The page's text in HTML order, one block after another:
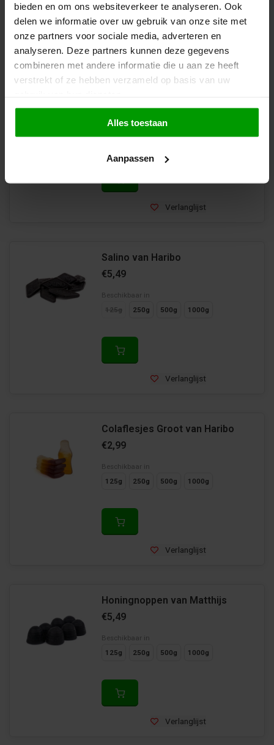
bieden en om ons websiteverkeer te analyseren. Ook
delen we informatie over uw gebruik van onze site met
onze partners voor sociale media, adverteren en
analyseren. Deze partners kunnen deze gegevens
combineren met andere informatie die u aan ze heeft
verstrekt of ze hebben verzameld op basis van uw
Alles toestaan
Aanpassen
Verlanglijst
Kritzli van Haribo
Beschikbaar in
125g
250g 500g 1000g
Verlanglijst
Salino van Haribo
€5,49
Beschikbaar in
125g
250g 500g 1000g
Verlanglijst
Colaflesjes Groot van Haribo
€2,99
Beschikbaar in
125g
250g 500g 1000g
Verlanglijst
Honingnoppen van Matthijs
€5,49
Beschikbaar in
125g
250g 500g 1000g
Verlanglijst